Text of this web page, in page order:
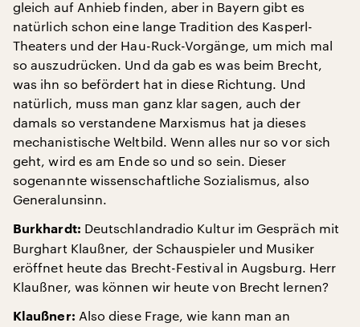
gleich auf Anhieb finden, aber in Bayern gibt es
natürlich schon eine lange Tradition des Kasperl-
Theaters und der Hau-Ruck-Vorgänge, um mich mal
so auszudrücken. Und da gab es was beim Brecht,
was ihn so befördert hat in diese Richtung. Und
natürlich, muss man ganz klar sagen, auch der
damals so verstandene Marxismus hat ja dieses
mechanistische Weltbild. Wenn alles nur so vor sich
geht, wird es am Ende so und so sein. Dieser
sogenannte wissenschaftliche Sozialismus, also
Generalunsinn.
Burkhardt: Deutschlandradio Kultur im Gespräch mit
Burghart Klaußner, der Schauspieler und Musiker
eröffnet heute das Brecht-Festival in Augsburg. Herr
Klaußner, was können wir heute von Brecht lernen?
Klaußner: Also diese Frage, wie kann man an